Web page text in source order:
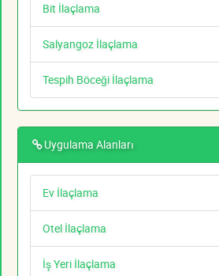
Bit İlaçlama
Salyangoz İlaçlama
Tespih Böceği İlaçlama
Uygulama Alanları
Ev İlaçlama
Otel İlaçlama
İş Yeri İlaçlama